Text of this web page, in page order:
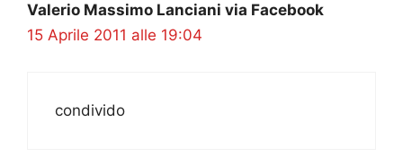
Valerio Massimo Lanciani via Facebook
15 Aprile 2011 alle 19:04
condivido